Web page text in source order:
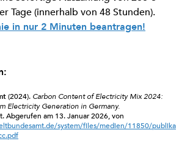
Tage (innerhalb von 48 Stunden).
in nur 2 Minuten beantragen!
(2024). Carbon Content of Electricity Mix 2024:
Electricity Generation in Germany.
Abgerufen am 13. Januar 2026, von
system/files/medien/11850/publika